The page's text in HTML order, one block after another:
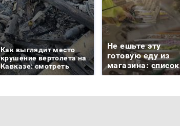
Как выглядит место
крушение вертолета на
Кавказе: смотреть
Не ешьте эту
готовую еду из
магазина: список